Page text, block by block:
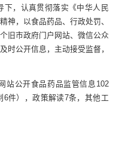
，认真贯彻落实《中华人民
神，以食品药品、行政处罚、
旧市政府门户网站、微信公众
时公开信息，主动接受监督，
公开食品药品监管信息102
件），政策解读7条，其他工